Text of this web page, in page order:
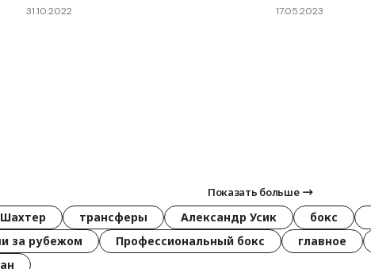
31.10.2022 17.05.2023
Показать больше
Шахтер трансферы Александр Усик бокс
за рубежом Профессиональный бокс главное